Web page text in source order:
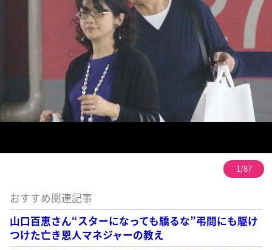
1/87
おすすめ関連記事
山口百恵さん“スターになっても驕るな”弔問にも駆け
つけた亡き恩人マネジャーの教え